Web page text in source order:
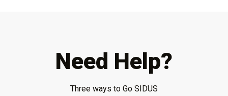
Need Help?
Three ways to Go SIDUS